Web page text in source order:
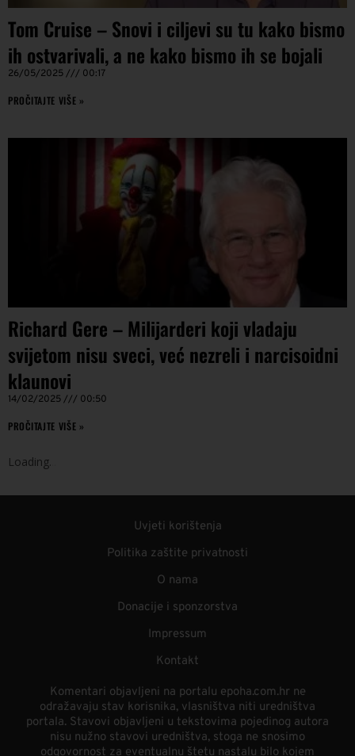
Tom Cruise – Snovi i ciljevi su tu kako bismo
ih ostvarivali, a ne kako bismo ih se bojali
26/05/2025 00:17
PROČITAJTE VIŠE »
Richard Gere – Milijarderi koji vladaju
svijetom nisu sveci, već nezreli i narcisoidni
klaunovi
14/02/2025 00:50
PROČITAJTE VIŠE »
Loading
Uvjeti korištenja
Politika zaštite privatnosti
O nama
Donacije i sponzorstva
Impressum
Kontakt
Komentari objavljeni na portalu epoha.com.hr ne
odražavaju stav korisnika, vlasništva niti uredništva
portala. Stavovi objavljeni u tekstovima pojedinog autora
nisu nužno stavovi uredništva, stoga ne snosimo
odgovornost za eventualnu štetu nastalu bilo kojem